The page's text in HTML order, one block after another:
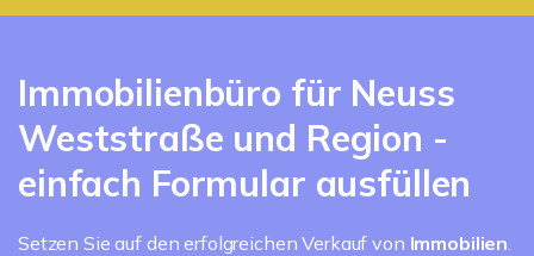
Immobilienbüro für Neuss
Weststraße und Region -
einfach Formular ausfüllen
Setzen Sie auf den erfolgreichen Verkauf von Immobilien